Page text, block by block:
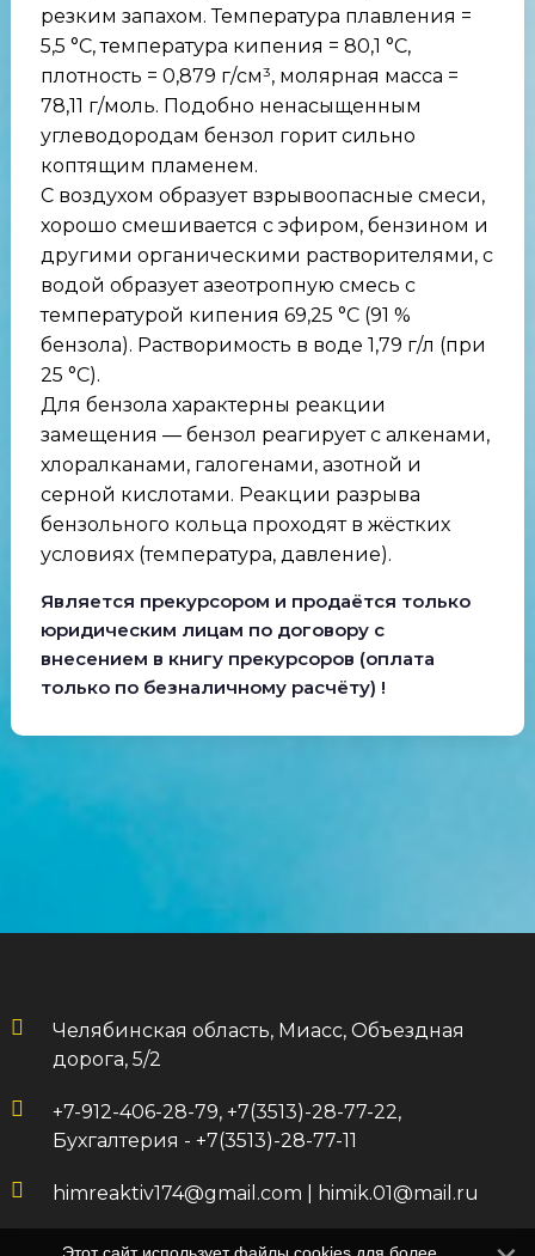
резким запахом. Температура плавления =
5,5 °C, температура кипения = 80,1 °C,
плотность = 0,879 г/см³, молярная масса =
78,11 г/моль. Подобно ненасыщенным
углеводородам бензол горит сильно
коптящим пламенем.
С воздухом образует взрывоопасные смеси,
хорошо смешивается с эфиром, бензином и
другими органическими растворителями, с
водой образует азеотропную смесь с
температурой кипения 69,25 °C (91 %
бензола). Растворимость в воде 1,79 г/л (при
25 °C).
Для бензола характерны реакции
замещения — бензол реагирует с алкенами,
хлоралканами, галогенами, азотной и
серной кислотами. Реакции разрыва
бензольного кольца проходят в жёстких
условиях (температура, давление).
Является прекурсором и продаётся только
юридическим лицам по договору с
внесением в книгу прекурсоров (оплата
только по безналичному расчёту) !
Челябинская область, Миасс, Объездная
дорога, 5/2
+7-912-406-28-79, +7(3513)-28-77-22,
Бухгалтерия - +7(3513)-28-77-11
himreaktiv174@gmail.com himik.01@mail.ru